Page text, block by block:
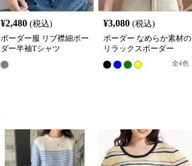
¥2,480 (税込)
ボーダー服 リブ襟細ボー
ダー半袖Tシャツ
¥3,080 (税込)
ボーダー なめらか素材の
リラックスボーダー
全4色